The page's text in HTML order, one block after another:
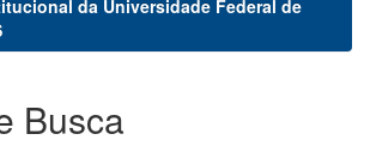
da Universidade Federal de
Busca